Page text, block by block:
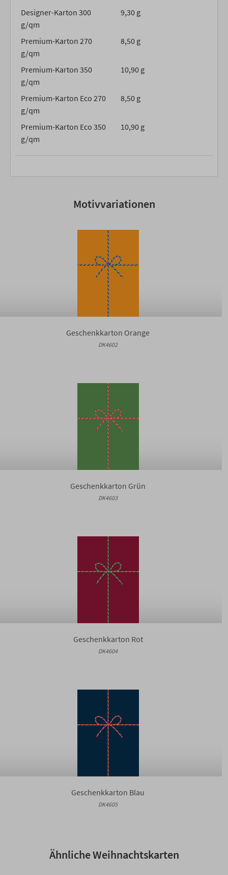
Designer-Karton 300
g/qm
9,30 g
Premium-Karton 270
g/qm
8,50 g
Premium-Karton 350
g/qm
10,90 g
Premium-Karton Eco 270
g/qm
8,50 g
Premium-Karton Eco 350
g/qm
10,90 g
Motivvariationen
Geschenkkarton Orange
DK4602
Geschenkkarton Grün
DK4603
Geschenkkarton Rot
DK4604
Geschenkkarton Blau
DK4605
Ähnliche Weihnachtskarten